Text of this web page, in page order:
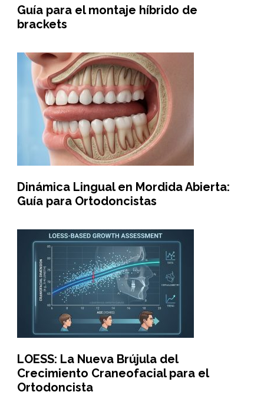
Guía para el montaje híbrido de
brackets
Dinámica Lingual en Mordida Abierta:
Guía para Ortodoncistas
LOESS: La Nueva Brújula del
Crecimiento Craneofacial para el
Ortodoncista